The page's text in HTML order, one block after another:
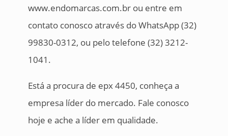
www.endomarcas.com.br ou entre em
contato conosco através do WhatsApp (32)
99830-0312, ou pelo telefone (32) 3212-
1041.
Está a procura de epx 4450, conheça a
empresa líder do mercado. Fale conosco
hoje e ache a líder em qualidade.